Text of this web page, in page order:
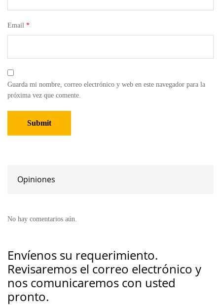
Email *
Guarda mi nombre, correo electrónico y web en este navegador para la
próxima vez que comente.
Opiniones
No hay comentarios aún.
Envíenos su requerimiento.
Revisaremos el correo electrónico y
nos comunicaremos con usted
pronto.